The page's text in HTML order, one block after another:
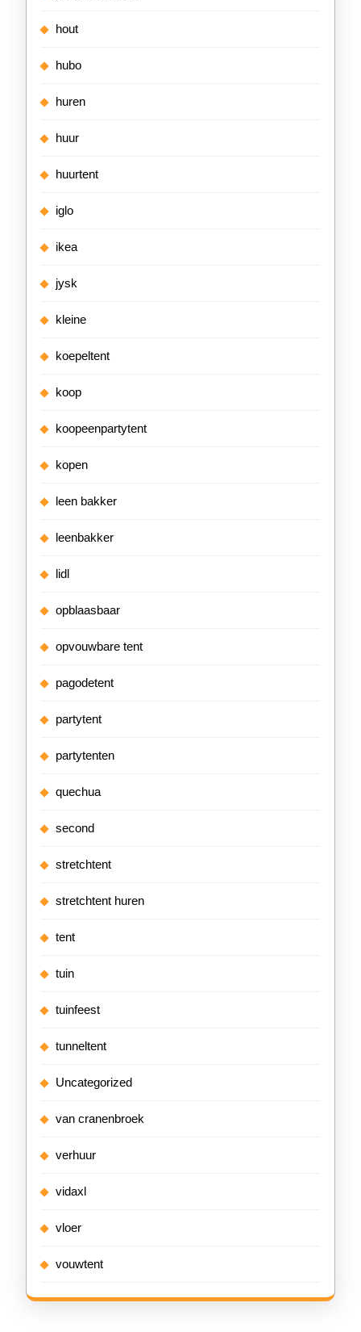
hout
hubo
huren
huur
huurtent
iglo
ikea
jysk
kleine
koepeltent
koop
koopeenpartytent
kopen
leen bakker
leenbakker
lidl
opblaasbaar
opvouwbare tent
pagodetent
partytent
partytenten
quechua
second
stretchtent
stretchtent huren
tent
tuin
tuinfeest
tunneltent
Uncategorized
van cranenbroek
verhuur
vidaxl
vloer
vouwtent